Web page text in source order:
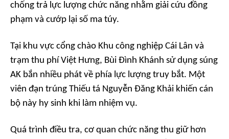
chống trả lực lượng chức năng nhằm giải cứu đồng
phạm và cướp lại số ma túy.
Tại khu vực cổng chào Khu công nghiệp Cái Lân và
trạm thu phí Việt Hưng, Bùi Đình Khánh sử dụng súng
AK bắn nhiều phát về phía lực lượng truy bắt. Một
viên đạn trúng Thiếu tá Nguyễn Đăng Khải khiến cán
bộ này hy sinh khi làm nhiệm vụ.
Quá trình điều tra, cơ quan chức năng thu giữ hơn